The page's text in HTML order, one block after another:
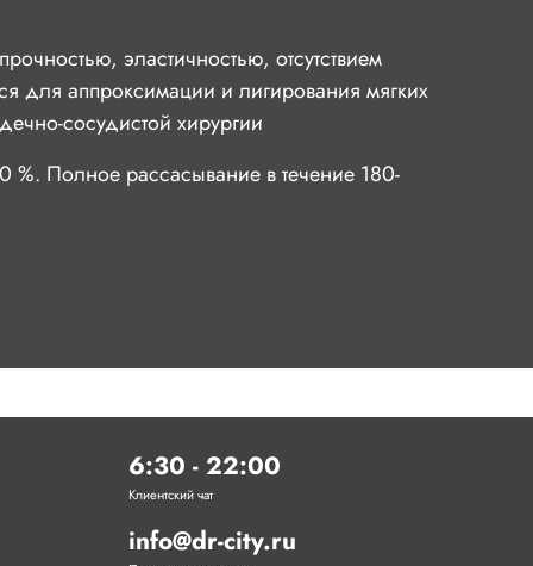
эластичностью, отсутствием
для аппроксимации и лигирования мягких
сосудистой хирургии
%. Полное рассасывание в течение 180-
6:30 - 22:00
Клиентский чат
info@dr-city.ru